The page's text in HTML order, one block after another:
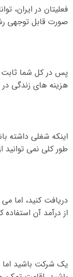
فعلیتان در ایران،
صورت قابل توجهی
پس در کل شما ثابت
هزینه های زندگی در
اینکه شغلی داشته
طور کلی نمی توانید
دریافت کنید، اما
از درآمد آن استفاده
یک شرکت باشید